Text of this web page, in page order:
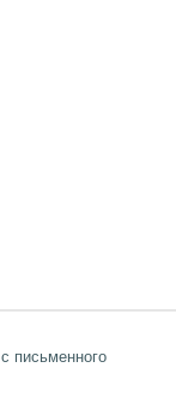
письменного